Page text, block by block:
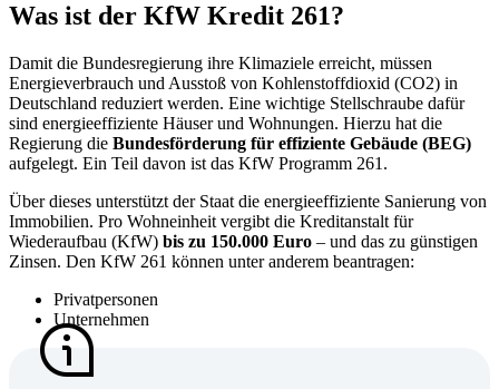
Was ist der KfW Kredit 261?
Damit die Bundesregierung ihre Klimaziele erreicht, müssen
Energieverbrauch und Ausstoß von Kohlenstoffdioxid (CO2) in
Deutschland reduziert werden. Eine wichtige Stellschraube dafür
sind energieeffiziente Häuser und Wohnungen. Hierzu hat die
Regierung die Bundesförderung für effiziente Gebäude (BEG)
aufgelegt. Ein Teil davon ist das KfW Programm 261.
Über dieses unterstützt der Staat die energieeffiziente Sanierung von
Immobilien. Pro Wohneinheit vergibt die Kreditanstalt für
Wiederaufbau (KfW) bis zu 150.000 Euro – und das zu günstigen
Zinsen. Den KfW 261 können unter anderem beantragen:
Privatpersonen
Unternehmen